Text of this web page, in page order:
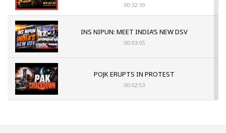
00:32:39
INS NIPUN: MEET INDIA’S NEW DSV
00:03:05
POJK ERUPTS IN PROTEST
00:02:53
Sagar